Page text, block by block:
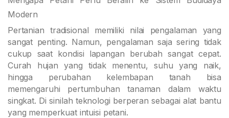
Modern
Pertanian tradisional memiliki nilai pengalaman yang
sangat penting. Namun, pengalaman saja sering tidak
cukup saat kondisi lapangan berubah sangat cepat.
Curah hujan yang tidak menentu, suhu yang naik,
hingga perubahan kelembapan tanah bisa
memengaruhi pertumbuhan tanaman dalam waktu
singkat. Di sinilah teknologi berperan sebagai alat bantu
yang memperkuat intuisi petani.